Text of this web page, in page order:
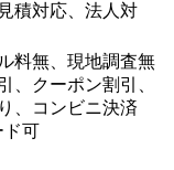
積対応、法人対
料無、現地調査無
、クーポン割引、
、コンビニ決済
ド可